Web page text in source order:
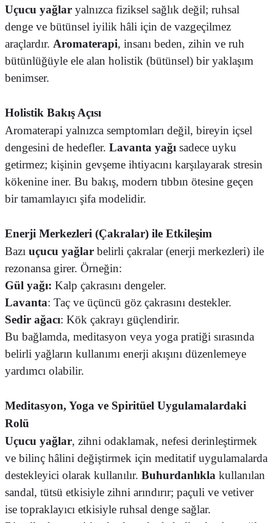
Uçucu yağlar yalnızca fiziksel sağlık değil; ruhsal
denge ve bütünsel iyilik hâli için de vazgeçilmez
araçlardır. Aromaterapi, insanı beden, zihin ve ruh
bütünlüğüyle ele alan holistik (bütünsel) bir yaklaşım
benimser.
Holistik Bakış Açısı
Aromaterapi yalnızca semptomları değil, bireyin içsel
dengesini de hedefler. Lavanta yağı sadece uyku
getirmez; kişinin gevşeme ihtiyacını karşılayarak stresin
kökenine iner. Bu bakış, modern tıbbın ötesine geçen
bir tamamlayıcı şifa modelidir.
Enerji Merkezleri (Çakralar) ile Etkileşim
Bazı uçucu yağlar belirli çakralar (enerji merkezleri) ile
rezonansa girer. Örneğin:
Gül yağı: Kalp çakrasını dengeler.
Lavanta: Taç ve üçüncü göz çakrasını destekler.
Sedir ağacı: Kök çakrayı güçlendirir.
Bu bağlamda, meditasyon veya yoga pratiği sırasında
belirli yağların kullanımı enerji akışını düzenlemeye
yardımcı olabilir.
Meditasyon, Yoga ve Spiritüel Uygulamalardaki
Rolü
Uçucu yağlar, zihni odaklamak, nefesi derinleştirmek
ve bilinç hâlini değiştirmek için meditatif uygulamalarda
destekleyici olarak kullanılır. Buhurdanlıkla kullanılan
sandal, tütsü etkisiyle zihni arındırır; paçuli ve vetiver
ise topraklayıcı etkisiyle ruhsal denge sağlar.